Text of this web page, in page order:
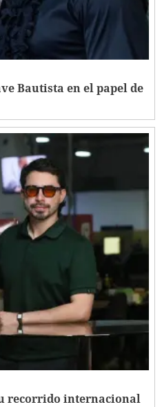
Bautista en el papel de
recorrido internacional